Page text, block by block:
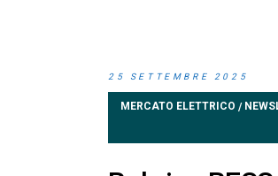
25 SETTEMBRE 2025
MERCATO ELETTRICO /